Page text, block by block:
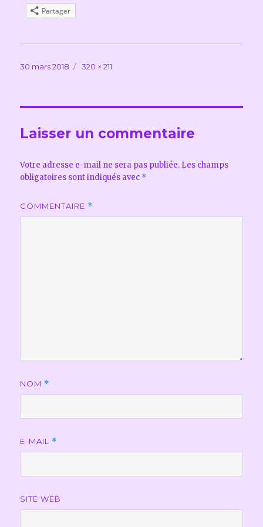
Partager
Publié
30 mars 2018
Taille
320 × 211
Laisser un commentaire
Votre adresse e-mail ne sera pas publiée. Les champs
obligatoires sont indiqués avec *
COMMENTAIRE *
NOM *
E-MAIL *
SITE WEB